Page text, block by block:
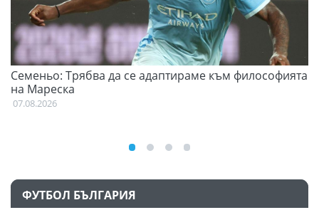
Семеньо: Трябва да се адаптираме към философията
на Мареска
07.08.2026
ФУТБОЛ БЪЛГАРИЯ